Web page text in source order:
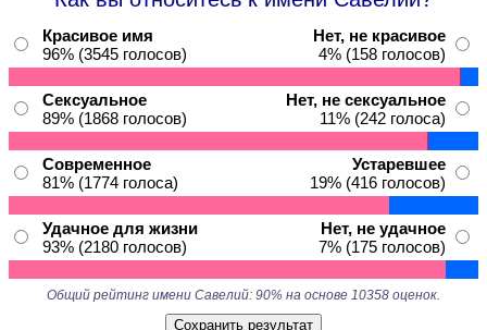
Красивое имя
96% (3545 голосов)
Нет, не красивое
4% (158 голосов)
Сексуальное
89% (1868 голосов)
Нет, не сексуальное
11% (242 голоса)
Современное
81% (1774 голоса)
Устаревшее
19% (416 голосов)
Удачное для жизни
93% (2180 голосов)
Нет, не удачное
7% (175 голосов)
Общий рейтинг имени Савелий: 90% на основе 10358 оценок.